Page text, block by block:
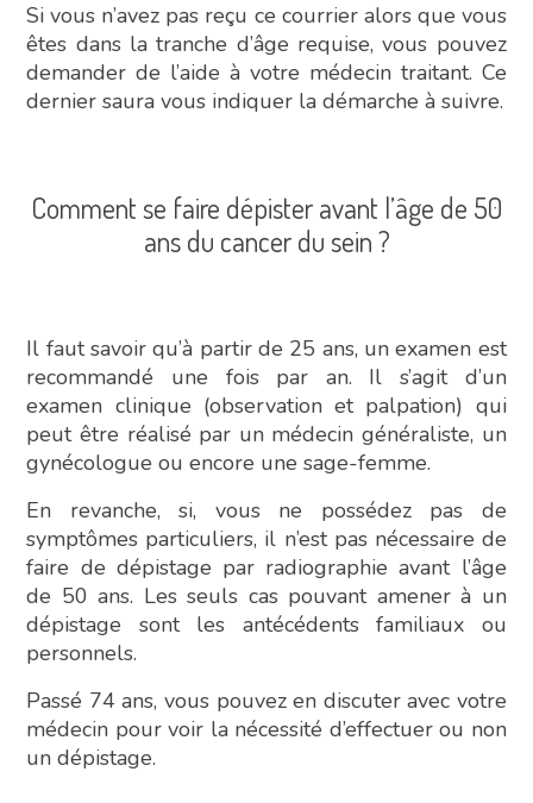
Si vous n’avez pas reçu ce courrier alors que vous
êtes dans la tranche d’âge requise, vous pouvez
demander de l’aide à votre médecin traitant. Ce
dernier saura vous indiquer la démarche à suivre.
Comment se faire dépister avant l’âge de 50
ans du cancer du sein ?
Il faut savoir qu’à partir de 25 ans, un examen est
recommandé une fois par an. Il s’agit d’un
examen clinique (observation et palpation) qui
peut être réalisé par un médecin généraliste, un
gynécologue ou encore une sage-femme.
En revanche, si, vous ne possédez pas de
symptômes particuliers, il n’est pas nécessaire de
faire de dépistage par radiographie avant l’âge
de 50 ans. Les seuls cas pouvant amener à un
dépistage sont les antécédents familiaux ou
personnels.
Passé 74 ans, vous pouvez en discuter avec votre
médecin pour voir la nécessité d’effectuer ou non
un dépistage.